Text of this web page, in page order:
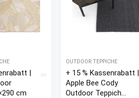
|
cm
OUTDOOR TEPPICHE
+ 15 % Kassenrabatt |
Apple Bee Cody
Outdoor Teppich